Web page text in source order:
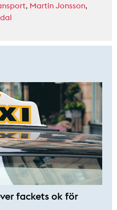
, Martin Jonsson,
fackets ok för